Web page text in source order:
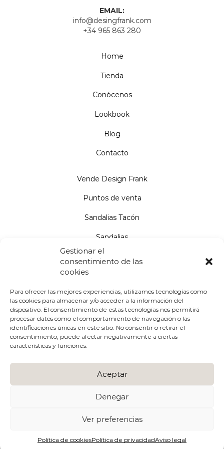
Gestionar el
consentimiento de las
cookies
Para ofrecer las mejores experiencias, utilizamos tecnologías como
las cookies para almacenar y/o acceder a la información del
dispositivo. El consentimiento de estas tecnologías nos permitirá
procesar datos como el comportamiento de navegación o las
identificaciones únicas en este sitio. No consentir o retirar el
consentimiento, puede afectar negativamente a ciertas
características y funciones.
Aceptar
Denegar
Ver preferencias
Política de cookiesPolítica de privacidadAviso legal
EMAIL:
info@desingfrank.com
+34 965 863 280
Home
Tienda
Conócenos
Lookbook
Blog
Contacto
Vende Design Frank
Puntos de venta
Sandalias Tacón
Sandalias
Salones
Políticas de cookies
Políticas de privacidad
Condiciones de uso y compra
Devoluciones
byEnfoque in